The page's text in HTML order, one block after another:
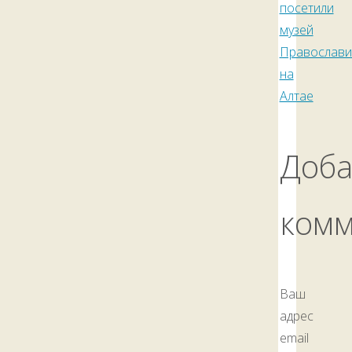
посетили
музей
на
Алтае
Ваш
адрес
email